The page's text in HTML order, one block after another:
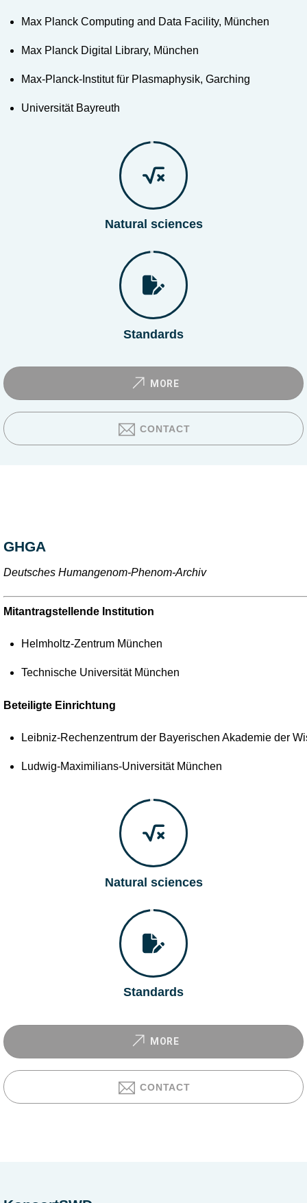
Max Planck Computing and Data Facility, München
Max Planck Digital Library, München
Max-Planck-Institut für Plasmaphysik, Garching
Universität Bayreuth
Natural sciences
Standards
MORE
CONTACT
GHGA
Deutsches Humangenom-Phenom-Archiv
Mitantragstellende Institution
Helmholtz-Zentrum München
Technische Universität München
Beteiligte Einrichtung
Leibniz-Rechenzentrum der Bayerischen Akademie der
Ludwig-Maximilians-Universität München
Natural sciences
Standards
MORE
CONTACT